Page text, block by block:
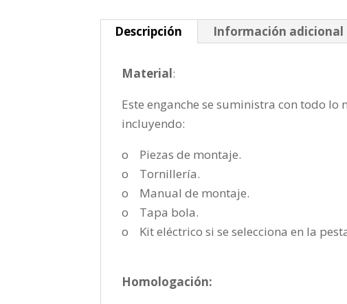
Descripción Información adicional
Material:
Este enganche se suministra con todo
incluyendo:
o Piezas de montaje.
o Tornillería.
o Manual de montaje.
o Tapa bola.
o Kit eléctrico si se selecciona en la
Homologación: